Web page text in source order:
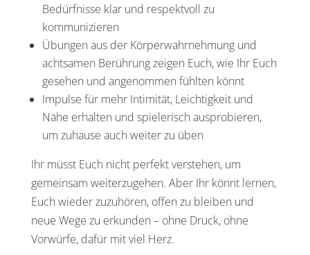
Bedürfnisse klar und respektvoll zu
kommunizieren
Übungen aus der Körperwahrnehmung und
achtsamen Berührung zeigen Euch, wie Ihr Euch
gesehen und angenommen fühlten könnt
Impulse für mehr Intimität, Leichtigkeit und
Nähe erhalten und spielerisch ausprobieren,
um zuhause auch weiter zu üben
Ihr müsst Euch nicht perfekt verstehen, um
gemeinsam weiterzugehen. Aber Ihr könnt lernen,
Euch wieder zuzuhören, offen zu bleiben und
neue Wege zu erkunden – ohne Druck, ohne
Vorwürfe, dafür mit viel Herz.